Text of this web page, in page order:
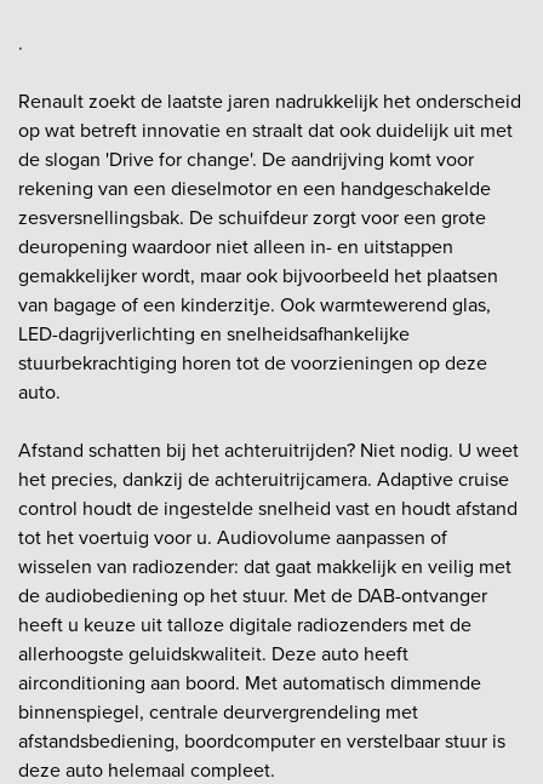
.
Renault zoekt de laatste jaren nadrukkelijk het onderscheid
op wat betreft innovatie en straalt dat ook duidelijk uit met
de slogan 'Drive for change'. De aandrijving komt voor
rekening van een dieselmotor en een handgeschakelde
zesversnellingsbak. De schuifdeur zorgt voor een grote
deuropening waardoor niet alleen in- en uitstappen
gemakkelijker wordt, maar ook bijvoorbeeld het plaatsen
van bagage of een kinderzitje. Ook warmtewerend glas,
LED-dagrijverlichting en snelheidsafhankelijke
stuurbekrachtiging horen tot de voorzieningen op deze
auto.
Afstand schatten bij het achteruitrijden? Niet nodig. U weet
het precies, dankzij de achteruitrijcamera. Adaptive cruise
control houdt de ingestelde snelheid vast en houdt afstand
tot het voertuig voor u. Audiovolume aanpassen of
wisselen van radiozender: dat gaat makkelijk en veilig met
de audiobediening op het stuur. Met de DAB-ontvanger
heeft u keuze uit talloze digitale radiozenders met de
allerhoogste geluidskwaliteit. Deze auto heeft
airconditioning aan boord. Met automatisch dimmende
binnenspiegel, centrale deurvergrendeling met
afstandsbediening, boordcomputer en verstelbaar stuur is
deze auto helemaal compleet.